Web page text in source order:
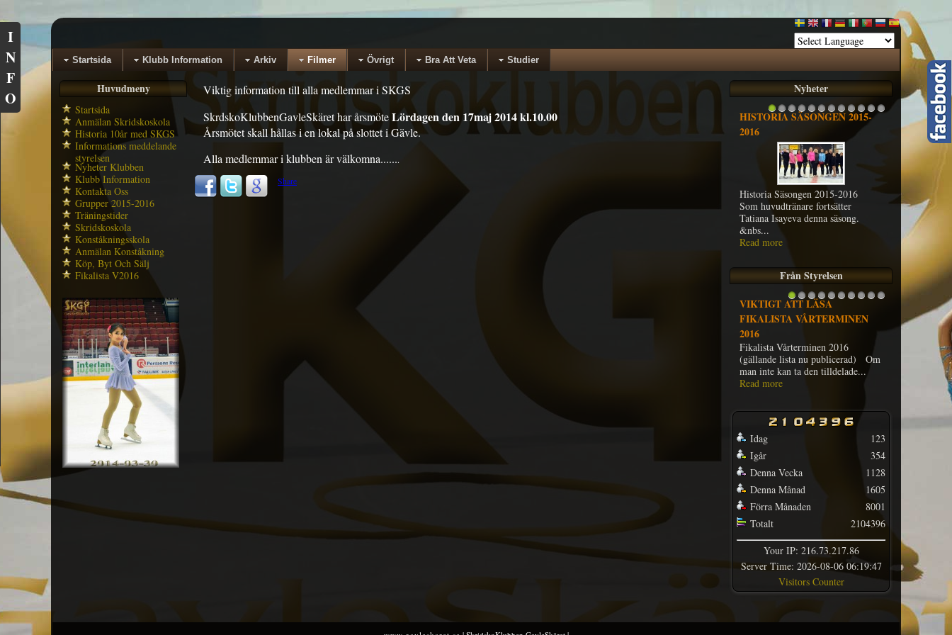
Startsida Klubb Information Arkiv Filmer Övrigt Bra Att Veta Studier
Huvudmeny
Startsida
Anmälan Skridskoskola
Historia 10år med SKGS
Informations meddelande
styrelsen
Nyheter Klubben
Klubb Information
Kontakta Oss
Grupper 2015-2016
Träningstider
Skridskoskola
Konståkningsskola
Anmälan Konståkning
Köp, Byt Och Sälj
Fikalista V2016
Viktig information till alla medlemmar i SKGS
SkrdskoKlubbenGavleSkäret har årsmöteLördagen den 17maj 2014 kl.10.00
Årsmötet skall hållas i en lokal på slottet i Gävle.
Alla medlemmar i klubben är välkomna.......
Share
Nyheter
1 2 3 4 5 6 7 8 9 1011
HISTORIA SÄSONGEN 2015-
2016
Historia Säsongen 2015-2016
Som huvudtränare fortsätter
Tatiana Isayeva denna säsong.
&nbs...
Read more
Från Styrelsen
1 2 3 4 5
VIKTIGT ATT LÄSA
FIKALISTA VÅRTERMINEN
2016
Fikalista Vårterminen 2016
(gällande lista nu publicerad) Om
man inte kan ta den tilldelade...
Read more
Idag
Igår
Denna Vecka
Denna Månad
Förra Månaden
Totalt
123
354
1128
1605
8001
2104396
Your IP: 216.73.217.86
Server Time: 2026-08-06 06:19:47
Visitors Counter
I
N
F
O